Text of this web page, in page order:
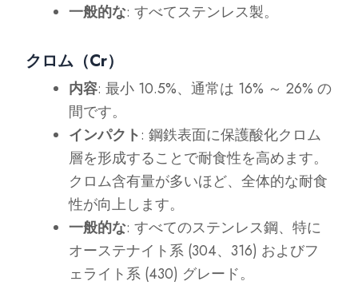
一般的な: すべてステンレス製。
クロム（Cr）
内容: 最小 10.5%、通常は 16% ～ 26% の
間です。
インパクト: 鋼鉄表面に保護酸化クロム
層を形成することで耐食性を高めます。
クロム含有量が多いほど、全体的な耐食
性が向上します。
一般的な: すべてのステンレス鋼、特に
オーステナイト系 (304、316) およびフ
ェライト系 (430) グレード。